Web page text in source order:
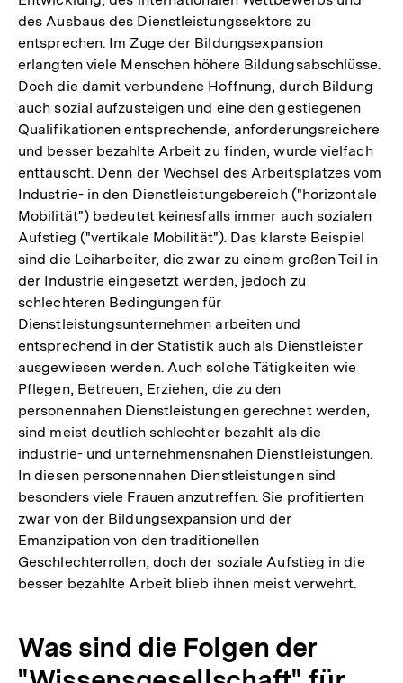
des Ausbaus des Dienstleistungssektors zu
entsprechen. Im Zuge der Bildungsexpansion
erlangten viele Menschen höhere Bildungsabschlüsse.
Doch die damit verbundene Hoffnung, durch Bildung
auch sozial aufzusteigen und eine den gestiegenen
Qualifikationen entsprechende, anforderungsreichere
und besser bezahlte Arbeit zu finden, wurde vielfach
enttäuscht. Denn der Wechsel des Arbeitsplatzes vom
Industrie- in den Dienstleistungsbereich ("horizontale
Mobilität") bedeutet keinesfalls immer auch sozialen
Aufstieg ("vertikale Mobilität"). Das klarste Beispiel
sind die Leiharbeiter, die zwar zu einem großen Teil in
der Industrie eingesetzt werden, jedoch zu
schlechteren Bedingungen für
Dienstleistungsunternehmen arbeiten und
entsprechend in der Statistik auch als Dienstleister
ausgewiesen werden. Auch solche Tätigkeiten wie
Pflegen, Betreuen, Erziehen, die zu den
personennahen Dienstleistungen gerechnet werden,
sind meist deutlich schlechter bezahlt als die
industrie- und unternehmensnahen Dienstleistungen.
In diesen personennahen Dienstleistungen sind
besonders viele Frauen anzutreffen. Sie profitierten
zwar von der Bildungsexpansion und der
Emanzipation von den traditionellen
Geschlechterrollen, doch der soziale Aufstieg in die
besser bezahlte Arbeit blieb ihnen meist verwehrt.
Was sind die Folgen der